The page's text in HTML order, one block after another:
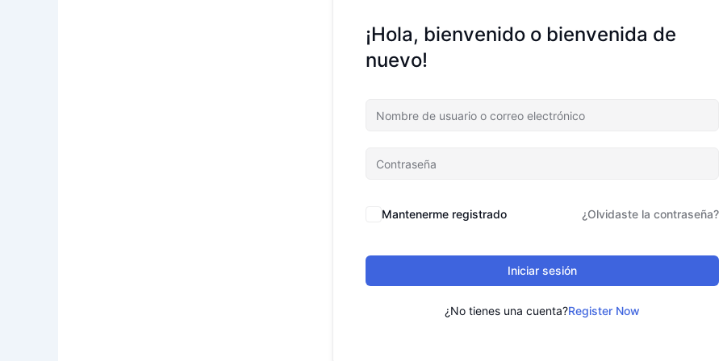
¡Hola, bienvenido o bienvenida de
nuevo!
Mantenerme registrado ¿Olvidaste la contraseña?
Iniciar sesión
¿No tienes una cuenta?Register Now